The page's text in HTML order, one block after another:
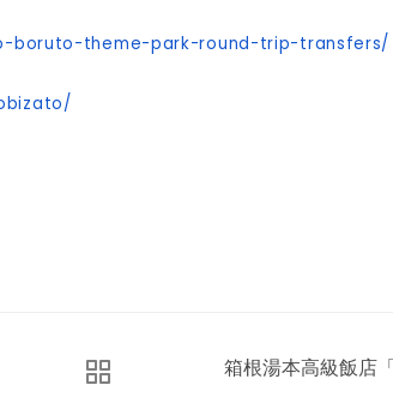
boruto-theme-park-round-trip-transfers/
箱根湯本高級飯店